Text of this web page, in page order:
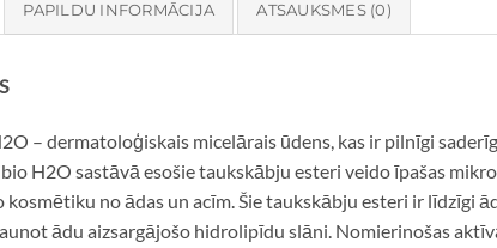
PAPILDU INFORMĀCIJA ATSAUKSMES (0)
– dermatoloģiskais micelārais ūdens, kas ir pilnīgi
H2O sastāvā esošie taukskābju esteri veido īpašas
no ādas un acīm. Šie taukskābju esteri ir līdzīgi
ādu aizsargājošo hidrolipīdu slāni. Nomierinošas